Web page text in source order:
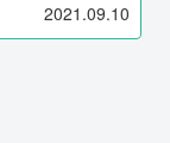
2021.09.10